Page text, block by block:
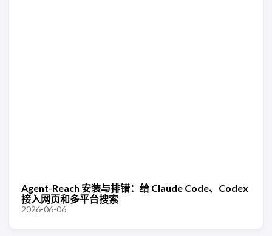
Agent-Reach 安装与排错：给 Claude Code、Codex
接入网页和多平台搜索
2026-06-06